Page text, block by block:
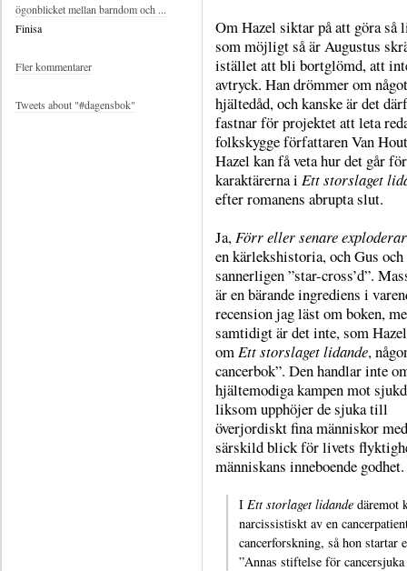
Om Hazel siktar på att göra så
som möjligt så är Augustus
istället att bli bortglömd, att
avtryck. Han drömmer om
hjältedåd, och kanske är det
fastnar för projektet att leta
folkskygge författaren Van
Hazel kan få veta hur det går för
karaktärerna i Ett storslaget
efter romanens abrupta slut.
Ja, Förr eller senare
en kärlekshistoria, och Gus
sannerligen ”star-cross’d”.
är en bärande ingrediens i
recension jag läst om boken,
samtidigt är det inte, som
om Ett storslaget lidande,
cancerbok”. Den handlar inte
hjältemodiga kampen mot
liksom upphöjer de sjuka till
överjordiskt fina människor
särskild blick för livets
människans inneboende godhet.
I Ett storlaget lidande däremot
narcissistiskt av en
cancerforskning, så hon startar
”Annas stiftelse för
ögonblicket mellan barndom och ...
Finisa
Fler kommentarer
Tweets about "#dagensbok"